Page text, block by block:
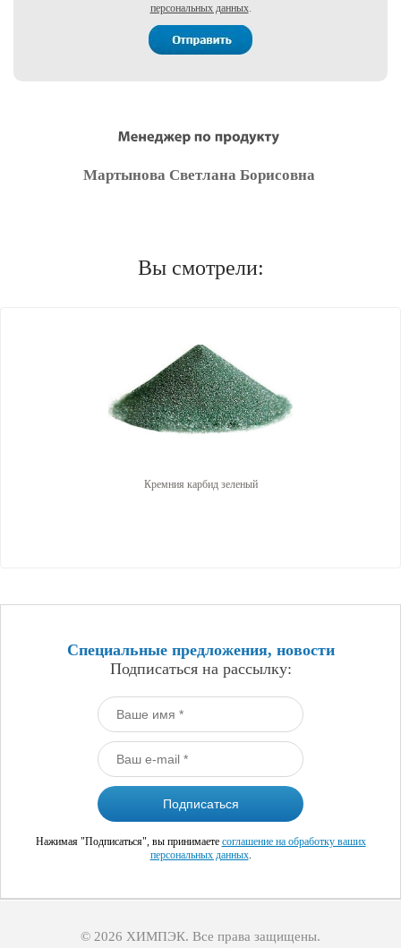
персональных данных.
Мартынова Светлана Борисовна
Вы смотрели:
Кремния карбид зеленый
Специальные предложения, новости
Подписаться на рассылку:
Нажимая "Подписаться", вы принимаете соглашение на обработку ваших
персональных данных.
© 2026 ХИМПЭК. Все права защищены.